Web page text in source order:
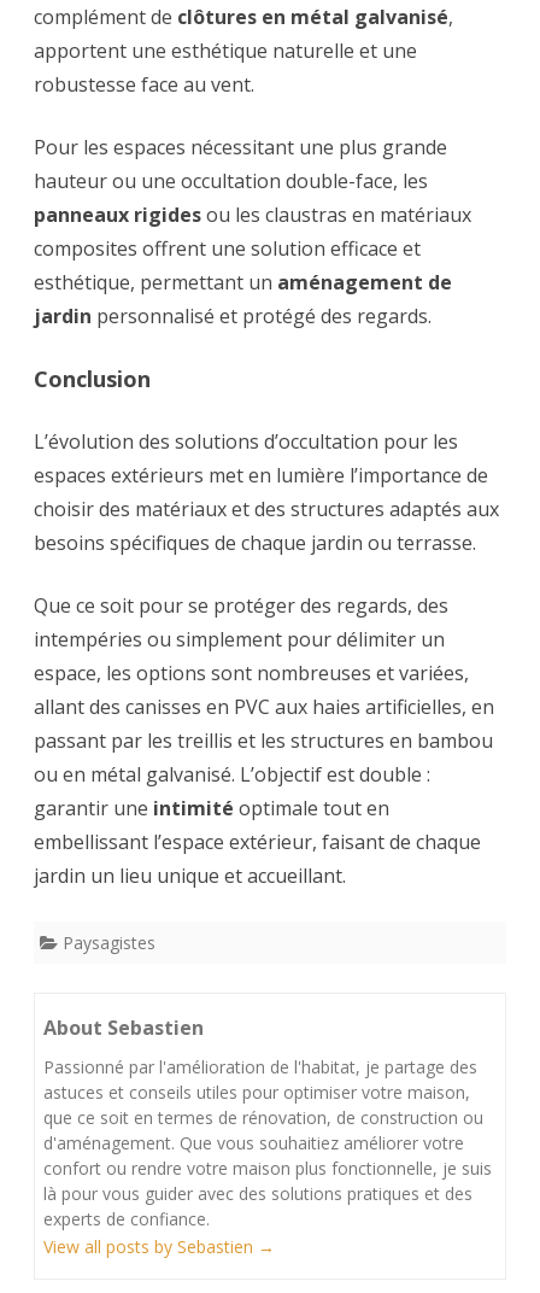
complément de clôtures en métal galvanisé,
apportent une esthétique naturelle et une
robustesse face au vent.
Pour les espaces nécessitant une plus grande
hauteur ou une occultation double-face, les
panneaux rigidesou les claustras en matériaux
composites offrent une solution efficace et
esthétique, permettant un aménagement de
jardin personnalisé et protégé des regards.
Conclusion
L’évolution des solutions d’occultation pour les
espaces extérieurs met en lumière l’importance de
choisir des matériaux et des structures adaptés aux
besoins spécifiques de chaque jardin ou terrasse.
Que ce soit pour se protéger des regards, des
intempéries ou simplement pour délimiter un
espace, les options sont nombreuses et variées,
allant des canisses en PVC aux haies artificielles, en
passant par les treillis et les structures en bambou
ou en métal galvanisé. L’objectif est double :
garantir une intimité optimale tout en
embellissant l’espace extérieur, faisant de chaque
jardin un lieu unique et accueillant.
Paysagistes
About Sebastien
Passionné par l'amélioration de l'habitat, je partage des
astuces et conseils utiles pour optimiser votre maison,
que ce soit en termes de rénovation, de construction ou
d'aménagement. Que vous souhaitiez améliorer votre
confort ou rendre votre maison plus fonctionnelle, je suis
là pour vous guider avec des solutions pratiques et des
experts de confiance.
View all posts by Sebastien →